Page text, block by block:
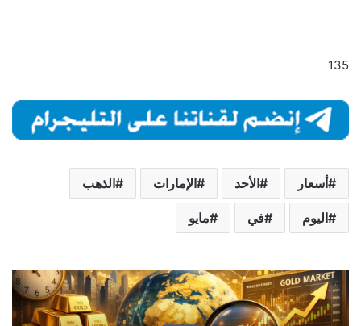
135
أسعار الأحد الإمارات الذهب
اليوم في مايو